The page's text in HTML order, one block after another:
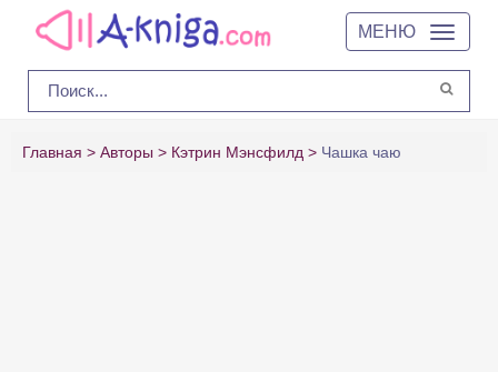
МЕНЮ
Главная Авторы Кэтрин Мэнсфилд Чашка чаю